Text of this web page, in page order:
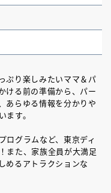
ぷり楽しみたいママ＆パ
ける前の準備から、パー
あらゆる情報を分かりや
す。
ログラムなど、東京ディ
また、家族全員が大満足
めるアトラクションな